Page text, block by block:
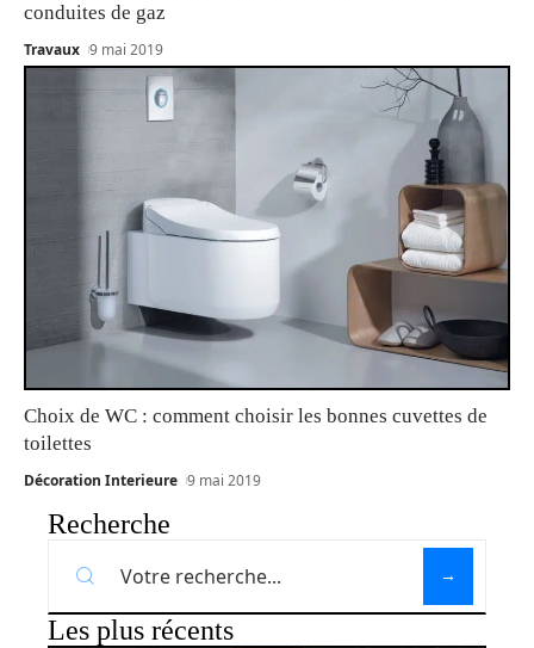
conduites de gaz
Travaux 9 mai 2019
Choix de WC : comment choisir les bonnes cuvettes de
toilettes
Décoration Interieure 9 mai 2019
Recherche
Les plus récents